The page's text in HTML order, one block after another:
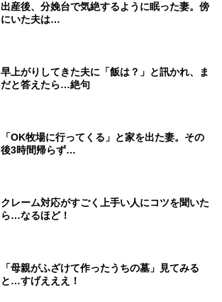
出産後、分娩台で気絶するように眠った妻。傍
にいた夫は…
早上がりしてきた夫に「飯は？」と訊かれ、ま
だと答えたら…絶句
「OK牧場に行ってくる」と家を出た妻。その
後3時間帰らず…
クレーム対応がすごく上手い人にコツを聞いた
ら…なるほど！
「母親がふざけて作ったうちの墓」見てみる
と…すげえええ！